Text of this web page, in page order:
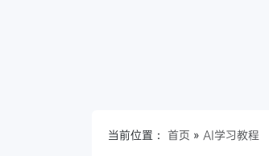
当前位置： 首页 » AI学习教程